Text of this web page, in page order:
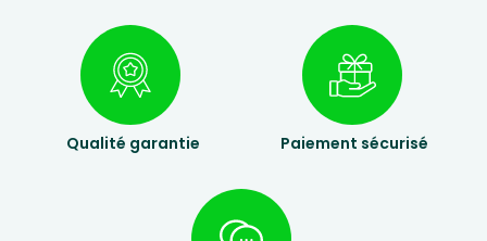
Qualité garantie Paiement sécurisé